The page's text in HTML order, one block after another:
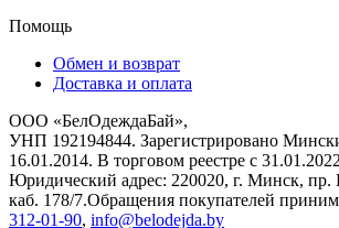
Помощь
Обмен и возврат
Доставка и оплата
ООО «БелОдеждаБай»,
УНП 192194844. Зарегистрировано
16.01.2014. В торговом реестре с
Юридический адрес: 220020, г. Минск, пр.
каб. 178/7.Обращения покупателей
312-01-90, info@belodejda.by